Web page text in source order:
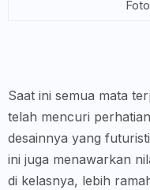
Saat ini semua mata
telah mencuri
desainnya yang
ini juga menawarkan
di kelasnya, lebih